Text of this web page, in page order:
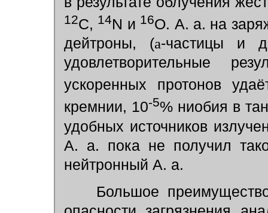
12C, 14N и 16O. А. а. на
дейтроны, (a-частицы и
удовлетворительные
ускоренных протонов
кремнии, 10-5% ниобия в
удобных источников
А. а. пока не получил
нейтронный А. а.
Большое